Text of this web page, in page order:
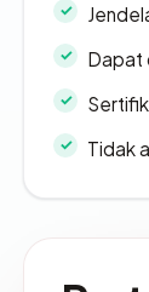
Dapat
Tidak